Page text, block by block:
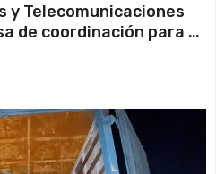
y Telecomunicaciones
de coordinación para el
en Iquique